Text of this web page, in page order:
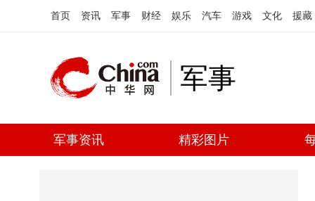
首页 资讯 军事 财经 娱乐 汽车 游戏 文化 援藏
军事
军事资讯 精彩图片